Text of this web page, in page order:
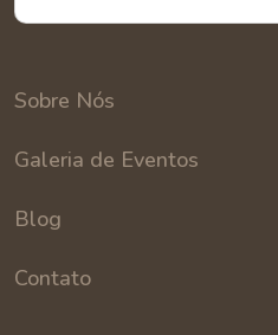
Sobre Nós
Galeria de Eventos
Blog
Contato